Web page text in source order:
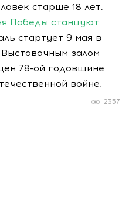
старше 18 лет.
Победы станцуют
стартует 9 мая в
залом
78-ой годовщине
войне.
2357